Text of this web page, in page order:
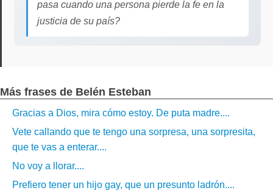
pasa cuando una persona pierde la fe en la
justicia de su país?
Más frases de Belén Esteban
Gracias a Dios, mira cómo estoy. De puta madre....
Vete callando que te tengo una sorpresa, una sorpresita,
que te vas a enterar....
No voy a llorar....
Prefiero tener un hijo gay, que un presunto ladrón....